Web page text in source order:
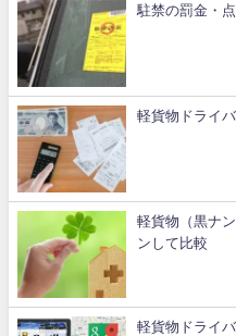
駐禁の罰金・
軽貨物ドライ
軽貨物（黒ナ
ンして比較
軽貨物ドライ